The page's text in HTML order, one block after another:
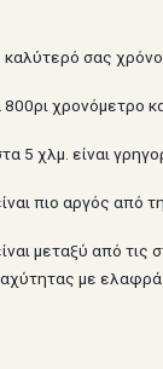
σας
χρονόμετρο
5 χλμ. είναι
πιο αργός από
μεταξύ από
με